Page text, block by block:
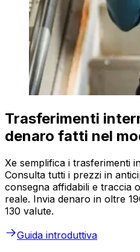
Trasferimenti
denaro fatti nel
Xe semplifica i trasferimenti
Consulta tutti i prezzi in
consegna affidabili e traccia
reale. Invia denaro in oltre
130 valute.
Guida introduttiva